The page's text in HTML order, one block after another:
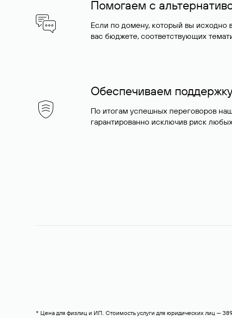
Помогаем с
Если по домену, который вы исходно
вас бюджете, соответствующих
Обеспечиваем
По итогам успешных переговоров
гарантированно исключив риск
* Цена для физлиц и ИП. Стоимость услуги для юридических лиц —